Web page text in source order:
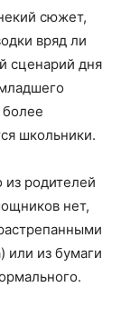
сюжет,
вряд ли
сценарий дня
школьники.
родителей
нет,
или из бумаги